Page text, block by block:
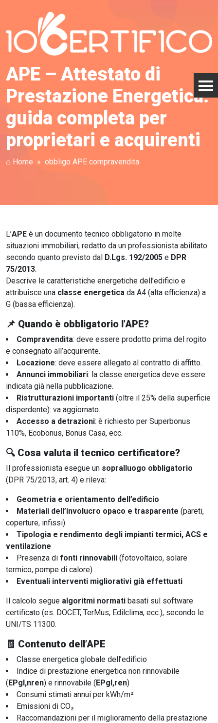
APE – Attestato di
Prestazione Energetica:
guida completa per
proprietari e acquirenti
⌂ Home obbligo APE compravendita
L’APE è un documento tecnico obbligatorio in molte
situazioni immobiliari, redatto da un professionista abilitato
secondo quanto previsto dal D.Lgs. 192/2005 e DPR
75/2013.
Descrive le caratteristiche energetiche dell’edificio e
attribuisce una classe energetica da A4 (alta efficienza) a
G (bassa efficienza).
📌 Quando è obbligatorio l’APE?
Compravendita: deve essere prodotto prima del rogito
e consegnato all’acquirente.
Locazione: deve essere allegato al contratto di affitto.
Annunci immobiliari: la classe energetica deve essere
indicata già nella pubblicazione.
Ristrutturazioni importanti (oltre il 25% della superficie
disperdente): va aggiornato.
Accesso a detrazioni: è richiesto per Superbonus
110%, Ecobonus, Bonus Casa, ecc.
🔍 Cosa valuta il tecnico certificatore?
Il professionista esegue un sopralluogo obbligatorio
(DPR 75/2013, art. 4) e rileva:
Geometria e orientamento dell’edificio
Materiali dell’involucro opaco e trasparente (pareti,
coperture, infissi)
Tipologia e rendimento degli impianti termici, ACS e
ventilazione
Presenza di fonti rinnovabili (fotovoltaico, solare
termico, pompe di calore)
Eventuali interventi migliorativi già effettuati
Il calcolo segue algoritmi normati basati sul software
certificato (es. DOCET, TerMus, Edilclima, ecc.), secondo le
UNI/TS 11300.
🧾 Contenuto dell’APE
Classe energetica globale dell’edificio
Indice di prestazione energetica non rinnovabile
(EPgl,nren) e rinnovabile (EPgl,ren)
Consumi stimati annui per kWh/m²
Emissioni di CO₂
Raccomandazioni per il miglioramento della prestazione